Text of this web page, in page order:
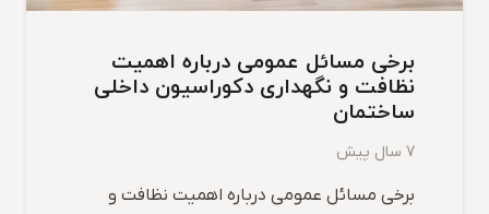
برخی مسائل عمومی درباره اهمیت
نظافت و نگهداری دکوراسیون داخلی
ساختمان
7 سال پیش
برخی مسائل عمومی درباره اهمیت نظافت و